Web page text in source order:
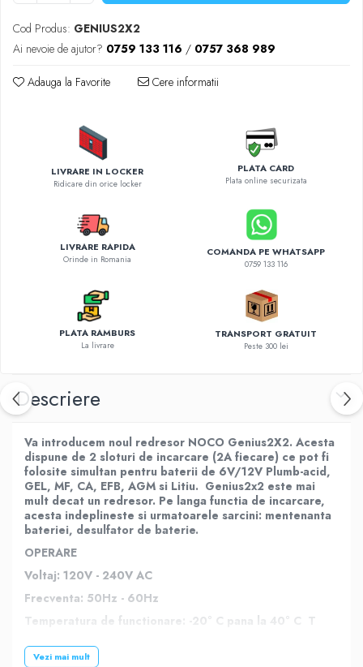
Incarcator masina electrica
Aparate de spalat cu presiune
Compresoare
Cod Produs: GENIUS2X2
Ai nevoie de ajutor? 0759 133 116 / 0757 368 989
Adauga la Favorite Cere informatii
LIVRARE IN LOCKER
Ridicare din orice locker
PLATA CARD
Plata online securizata
LIVRARE RAPIDA
Orinde in Romania
COMANDA PE WHATSAPP
0759 133 116
PLATA RAMBURS
La livrare
TRANSPORT GRATUIT
Peste 300 lei
Descriere
Va introducem noul redresor NOCO Genius2X2. Acesta
dispune de 2 sloturi de incarcare (2A fiecare) ce pot fi
folosite simultan pentru baterii de 6V/12V Plumb-acid,
GEL, MF, CA, EFB, AGM si Litiu. Genius2x2 este mai
mult decat un redresor. Pe langa functia de incarcare,
acesta indeplineste si urmatoarele sarcini: mentenanta
bateriei, desulfator de baterie.
OPERARE
Voltaj: 120V - 240V AC
Frecventa: 50Hz - 60Hz
Temperatura de functionare: -20° C pana la 40° C T
emperatura de depozitare: -30° C pana la 60° C
Vezi mai mult